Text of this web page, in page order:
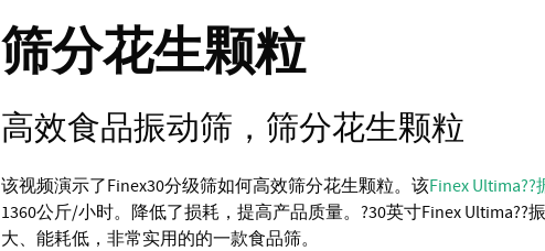
筛分花生颗粒
高效食品振动筛，筛分花生颗粒
该视频演示了Finex30分级筛如何高效筛分花生颗粒。该Finex Ultima??
1360公斤/小时。降低了损耗，提高产品质量。?30英寸Finex
大、能耗低，非常实用的的一款食品筛。